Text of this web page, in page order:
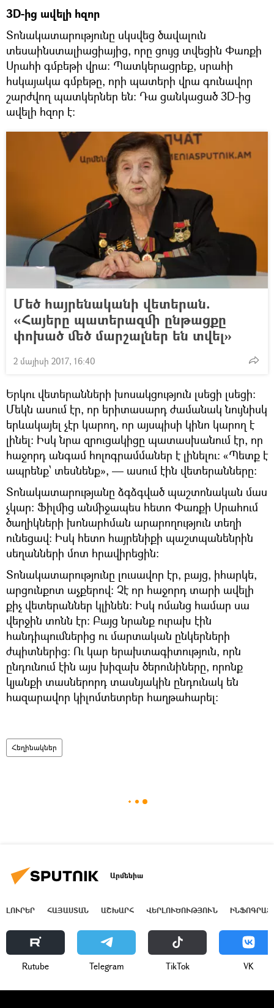
3D-ից ավելի հզոր
Տոնակատարությունը սկսվեց ծավալուն
տեսաինստալիացիայից, որը ցույց տվեցին Փառքի
Սրահի գմբեթի վրա։ Պատկերացրեք, սրահի
հսկայակա գմբեթը, որի պատերի վրա գունավոր
շարժվող պատկերներ են։ Դա ցանկացած 3D-ից
ավելի հզոր է։
Մեծ հայրենականի վետերան.
«Հայերը պատերազմի ընթացքը
փոխած մեծ մարշալներ են տվել»
2 մայիսի 2017, 16:40
Երկու վետերանների խոսակցություն լսեցի լսեցի։
Մեկն ասում էր, որ երիտասարդ ժամանակ նույնիսկ
երևակայել չէր կարող, որ այսպիսի կինո կարող է
լինել։ Իսկ նրա զրուցակիցը պատասխանում էր, որ
հաջորդ անգամ հոլոգրամմաներ է լինելու։ «Պետք է
ապրենք՝ տեսնենք», — ասում էին վետերանները։
Տոնակատարությանը ձգձգված պաշտոնական մաս
չկար։ Ֆիլմից անմիջապես հետո Փառքի Սրահում
ծաղիկների խոնարհման արարողություն տեղի
ունեցավ։ Իսկ հետո հայրենիքի պաշտպանենրին
սեղանների մոտ հրավիրեցին։
Տոնակատարությունը լուսավոր էր, բայց, իհարկե,
արցունքոտ աչքերով։ Չէ որ հաջորդ տարի ավելի
քիչ վետերաններ կլինեն։ Իսկ ոմանց համար սա
վերջին տոնն էր։ Բայց նրանք ուրախ էին
հանդիպումներից ու մարտական ընկերների
ժպիտներից։ Ու կար երախտագիտություն, որն
ընդունում էին այս խիզախ ծերունիները, որոնք
կյանքի տասներորդ տասնյակին ընդունակ են
հազարավոր կիլոմտետրեր հաղթահարել։
Հեղինակներ
Արմենիա
ԼՈՒՐԵՐ ՀԱՅԱՍՏԱՆ ԱՇԽԱՐՀ ՎԵՐԼՈՒԾՈՒԹՅՈՒՆ
Rutube Telegram ТikТоk VK